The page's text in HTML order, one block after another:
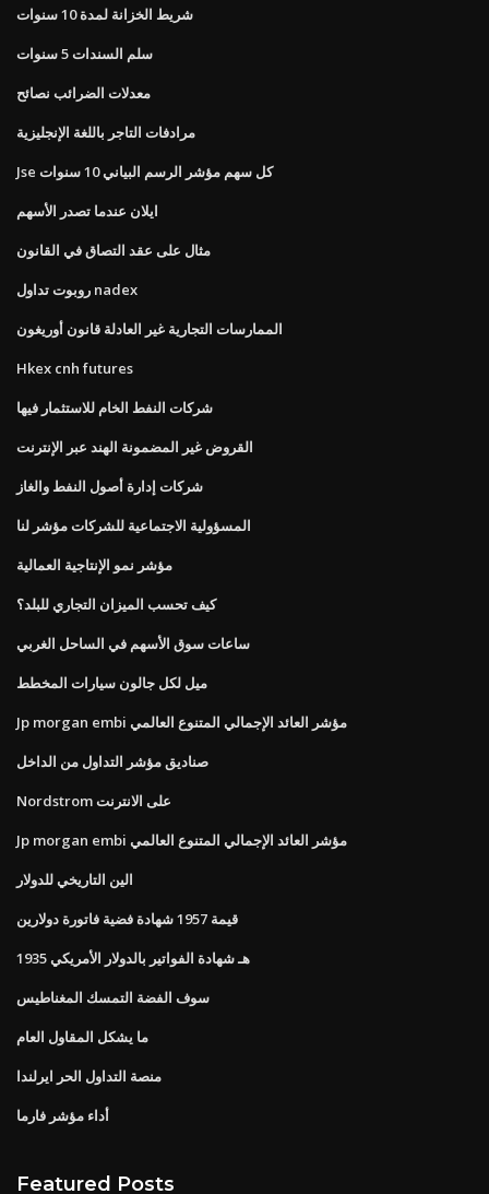
شريط الخزانة لمدة 10 سنوات
سلم السندات 5 سنوات
معدلات الضرائب نصائح
مرادفات التاجر باللغة الإنجليزية
Jse كل سهم مؤشر الرسم البياني 10 سنوات
ايلان عندما تصدر الأسهم
مثال على عقد التصاق في القانون
روبوت تداول nadex
الممارسات التجارية غير العادلة قانون أوريغون
Hkex cnh futures
شركات النفط الخام للاستثمار فيها
القروض غير المضمونة الهند عبر الإنترنت
شركات إدارة أصول النفط والغاز
المسؤولية الاجتماعية للشركات مؤشر لنا
مؤشر نمو الإنتاجية العمالية
كيف تحسب الميزان التجاري للبلد؟
ساعات سوق الأسهم في الساحل الغربي
ميل لكل جالون سيارات المخطط
Jp morgan embi مؤشر العائد الإجمالي المتنوع العالمي
صناديق مؤشر التداول من الداخل
Nordstrom على الانترنت
Jp morgan embi مؤشر العائد الإجمالي المتنوع العالمي
الين التاريخي للدولار
قيمة 1957 شهادة فضية فاتورة دولارين
1935 هـ شهادة الفواتير بالدولار الأمريكي
سوف الفضة التمسك المغناطيس
ما يشكل المقاول العام
منصة التداول الحر ايرلندا
أداء مؤشر فارما
Featured Posts